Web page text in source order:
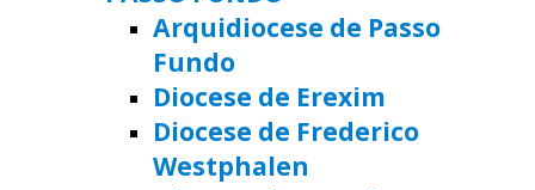
Arquidiocese de Passo
Fundo
Diocese de Erexim
Diocese de Frederico
Westphalen